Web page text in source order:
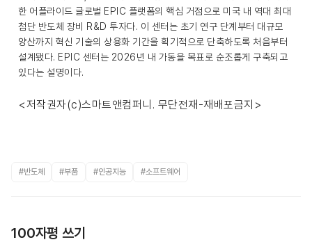
한 어플라이드 글로벌 EPIC 플랫폼의 핵심 거점으로 미국 내 역대 최대
첨단 반도체 장비 R&D 투자다. 이 센터는 초기 연구 단계부터 대규모
양산까지 혁신 기술의 상용화 기간을 획기적으로 단축하도록 처음부터
설계됐다. EPIC 센터는 2026년 내 가동을 목표로 순조롭게 구축되고
있다는 설명이다.
<저작권자(c)스마트앤컴퍼니. 무단전재-재배포금지>
#반도체 #부품 #인공지능 #소프트웨어
100자평 쓰기